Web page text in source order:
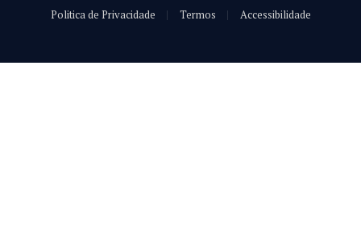
Politica de Privacidade Termos Accessibilidade